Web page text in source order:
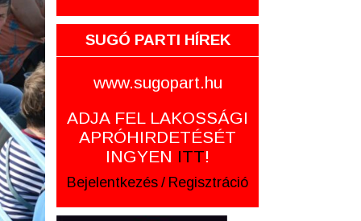
SUGÓ PARTI HÍREK
www.sugopart.hu
ADJA FEL LAKOSSÁGI
APRÓHIRDETÉSÉT
INGYEN ITT!
Bejelentkezés / Regisztráció